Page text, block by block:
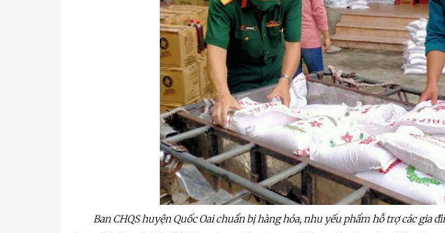
Ban CHQS huyện Quốc Oai chuẩn bị hàng hóa, nhu yếu phẩm hỗ trợ các gia